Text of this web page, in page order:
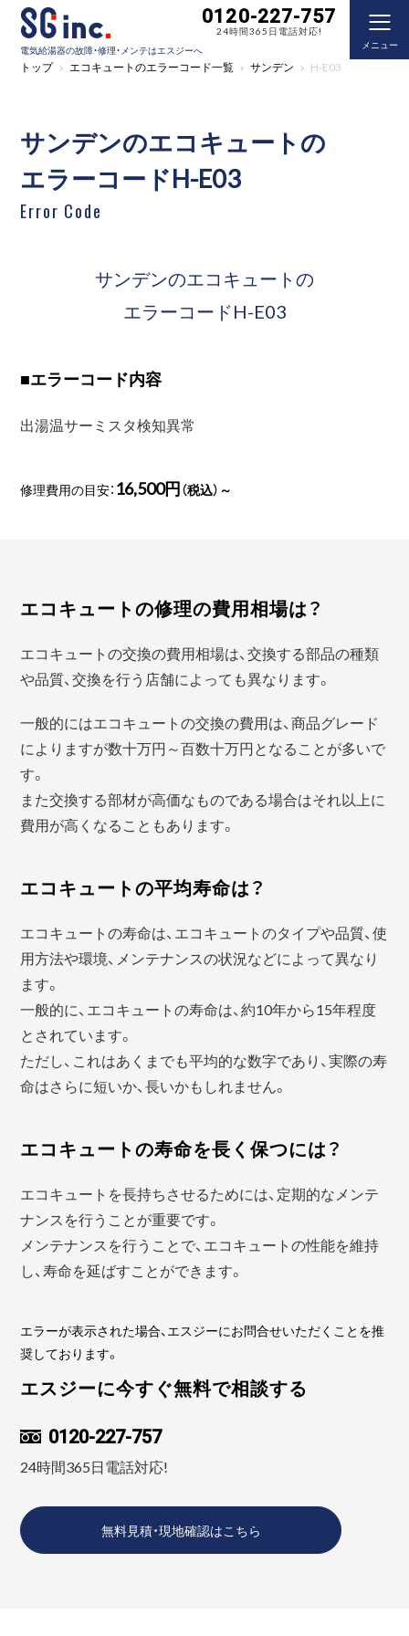
電気給湯器の故障・修理・メンテはエスジーへ
0120-227-757
24時間365日電話対応!
メニュー
トップ エコキュートのエラーコード一覧 サンデン H-E03
サンデンのエコキュートの
エラーコードH-E03
Error Code
サンデンのエコキュートの
エラーコードH-E03
■エラーコード内容
出湯温サーミスタ検知異常
修理費用の目安： 16,500円（税込）～
エコキュートの修理の費用相場は？
エコキュートの交換の費用相場は、交換する部品の種類
や品質、交換を行う店舗によっても異なります。
一般的にはエコキュートの交換の費用は、商品グレード
によりますが数十万円～百数十万円となることが多いで
す。
また交換する部材が高価なものである場合はそれ以上に
費用が高くなることもあります。
エコキュートの平均寿命は？
エコキュートの寿命は、エコキュートのタイプや品質、使
用方法や環境、メンテナンスの状況などによって異なり
ます。
一般的に、エコキュートの寿命は、約10年から15年程度
とされています。
ただし、これはあくまでも平均的な数字であり、実際の寿
命はさらに短いか、長いかもしれません。
エコキュートの寿命を長く保つには？
エコキュートを長持ちさせるためには、定期的なメンテ
ナンスを行うことが重要です。
メンテナンスを行うことで、エコキュートの性能を維持
し、寿命を延ばすことができます。
エラーが表示された場合、エスジーにお問合せいただくことを推
奨しております。
エスジーに今すぐ無料で相談する
0120-227-757
24時間365日電話対応!
無料見積・現地確認はこちら